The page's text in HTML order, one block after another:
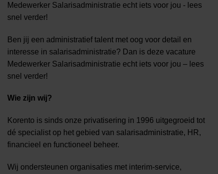
Medewerker Salarisadministratie echt iets voor jou - lees
snel verder!
Ben jij een administratief talent met oog voor detail en
interesse in salarisadministratie? Dan is deze vacature
Medewerker Salarisadministratie echt iets voor jou – lees
snel verder!
Wie zijn wij?
Korento is sinds onze privatisering in 1996 uitgegroeid tot
dé specialist op het gebied van salarisadministratie, HR,
financieel en functioneel beheer.
Wij ondersteunen organisaties met interim-service,